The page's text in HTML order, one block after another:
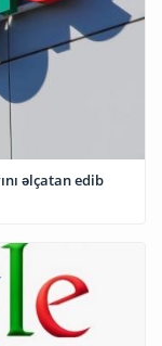
əlçatan edib